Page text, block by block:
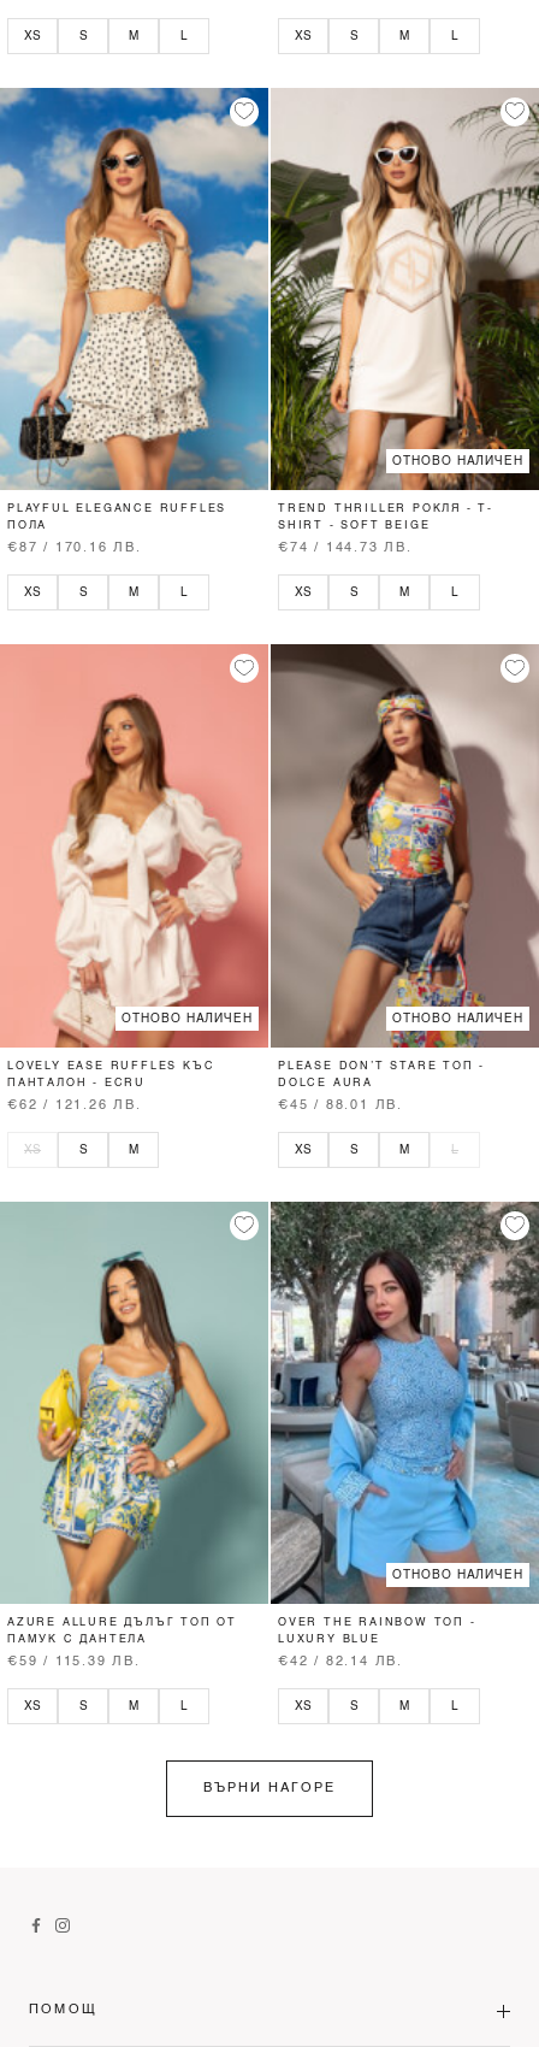
XS S M XS S M
PLAYFUL ELEGANCE RUFFLES
ПОЛА
€87 / 170.16 ЛВ.
XS S M L
ОТНОВО НАЛИЧЕН
TREND THRILLER РОКЛЯ - T-
SHIRT - SOFT BEIGE
€74 / 144.73 ЛВ.
XS S M L
ОТНОВО НАЛИЧЕН
LOVELY EASE RUFFLES КЪС
ПАНТАЛОН - ECRU
€62 / 121.26 ЛВ.
XS S M
ОТНОВО НАЛИЧЕН
PLEASE DON’T STARE ТОП -
DOLCE AURA
€45 / 88.01 ЛВ.
XS S M L
AZURE ALLURE ДЪЛЪГ ТОП ОТ
ПАМУК С ДАНТЕЛА
€59 / 115.39 ЛВ.
XS S M L
ОТНОВО НАЛИЧЕН
OVER THE RAINBOW ТОП -
LUXURY BLUE
€42 / 82.14 ЛВ.
XS S M L
ВЪРНИ НАГОРЕ
ПОМОЩ